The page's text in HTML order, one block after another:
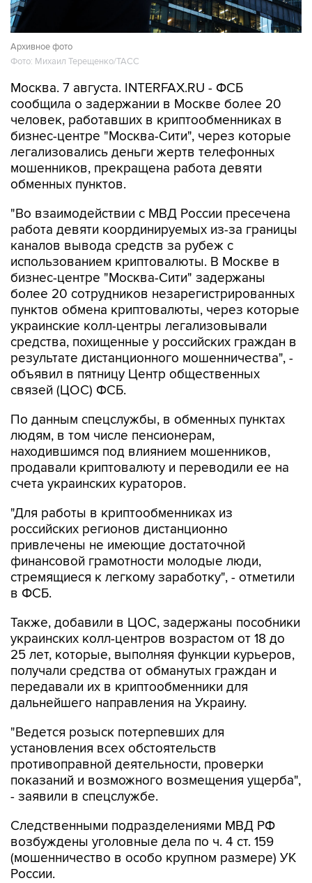
Архивное фото
Фото: Михаил Терещенко/ТАСС
Москва. 7 августа. INTERFAX.RU - ФСБ
сообщила о задержании в Москве более 20
человек, работавших в криптообменниках в
бизнес-центре "Москва-Сити", через которые
легализовались деньги жертв телефонных
мошенников, прекращена работа девяти
обменных пунктов.
"Во взаимодействии с МВД России пресечена
работа девяти координируемых из-за границы
каналов вывода средств за рубеж с
использованием криптовалюты. В Москве в
бизнес-центре "Москва-Сити" задержаны
более 20 сотрудников незарегистрированных
пунктов обмена криптовалюты, через которые
украинские колл-центры легализовывали
средства, похищенные у российских граждан в
результате дистанционного мошенничества", -
объявил в пятницу Центр общественных
связей (ЦОС) ФСБ.
По данным спецслужбы, в обменных пунктах
людям, в том числе пенсионерам,
находившимся под влиянием мошенников,
продавали криптовалюту и переводили ее на
счета украинских кураторов.
"Для работы в криптообменниках из
российских регионов дистанционно
привлечены не имеющие достаточной
финансовой грамотности молодые люди,
стремящиеся к легкому заработку", - отметили
в ФСБ.
Также, добавили в ЦОС, задержаны пособники
украинских колл-центров возрастом от 18 до
25 лет, которые, выполняя функции курьеров,
получали средства от обманутых граждан и
передавали их в криптообменники для
дальнейшего направления на Украину.
"Ведется розыск потерпевших для
установления всех обстоятельств
противоправной деятельности, проверки
показаний и возможного возмещения ущерба",
- заявили в спецслужбе.
Следственными подразделениями МВД РФ
возбуждены уголовные дела по ч. 4 ст. 159
(мошенничество в особо крупном размере) УК
России.